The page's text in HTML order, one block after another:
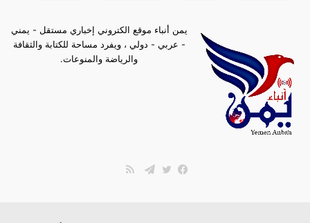
يمن أنباء موقع الكتروني إخباري مستقل - يمني
- عربي - دولي ، ويفرد مساحة للكتابة والثقافة
والرياضة والمنوعات.